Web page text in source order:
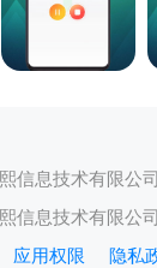
信息技术有限公司
信息技术有限公司
应用权限 隐私